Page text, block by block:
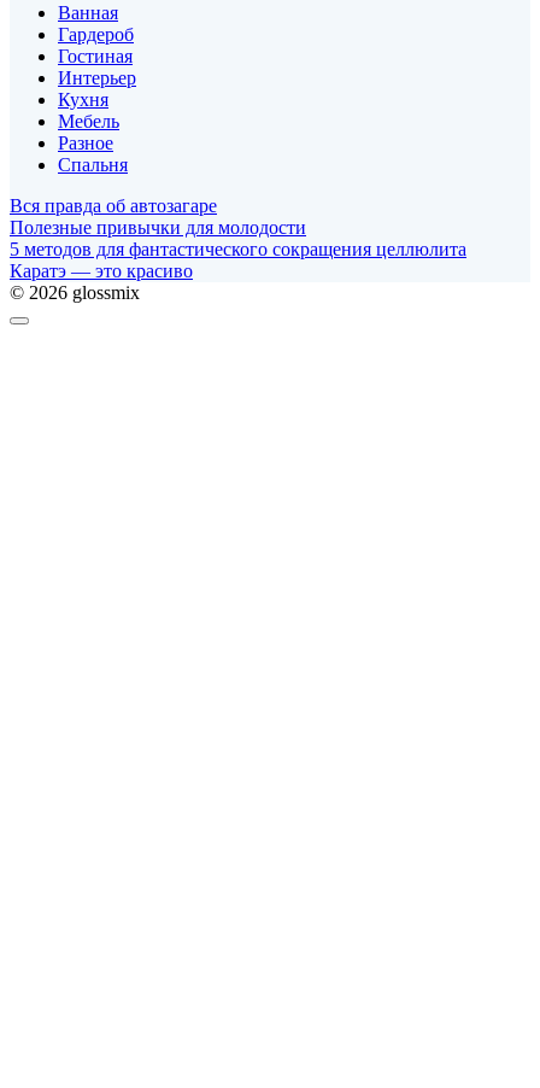
Ванная
Гардероб
Гостиная
Интерьер
Кухня
Мебель
Разное
Спальня
Вся правда об автозагаре
Полезные привычки для молодости
5 методов для фантастического сокращения целлюлита
Каратэ — это красиво
© 2026 glossmix